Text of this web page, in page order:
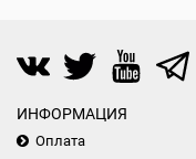
ИНФОРМАЦИЯ
Оплата